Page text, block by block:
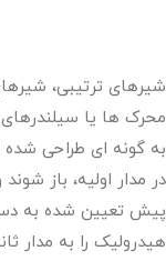
شیرهای ترتیبی،
محرک ها یا
به گونه ای طراحی
در مدار اولیه، باز
پیش تعیین شده به
هیدرولیک را به مدار